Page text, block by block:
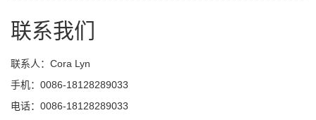
联系我们
联系人：Cora Lyn
手机：0086-18128289033
电话：0086-18128289033